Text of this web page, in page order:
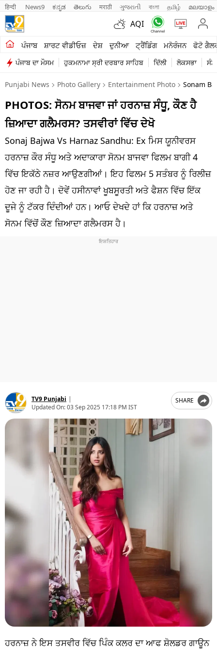
हिन्दी News9 ಕನ್ನಡ తెలుగు मराठी ગુજરાતી বাংলা தமிழ் മലയാളം
AQI
ਪੰਜਾਬ ਸ਼ਾਰਟ ਵੀਡੀਓਜ਼ ਦੇਸ਼ ਦੁਨੀਆ ਟ੍ਰੈਂਡਿੰਗ ਮਨੋਰੰਜਨ ਫੋਟੋ
ਪੰਜਾਬ ਦਾ ਮੌਸਮ ਹੁਕਮਨਾਮਾ ਸ੍ਰੀ ਦਰਬਾਰ ਸਾਹਿਬ ਦਿੱਲੀ ਲੋਕਸਭਾ
ਖੇਤੀਬਾੜੀ
ਸ਼ਾਰਟ ਵੀਡੀਓਜ਼
ਕਾਰੋਬਾਰ
ਕਰਿਅਰ
ਦੇਸ਼
ਲਾਈਫ ਸਟਾਈਲ
ਪੰਜਾਬ
ਧਰਮ
Punjabi News Photo Gallery Entertainment Photo Sonam
PHOTOS: ਸੋਨਮ ਬਾਜਵਾ ਜਾਂ ਹਰਨਾਜ਼ ਸੰਧੂ, ਕੌਣ ਹੈ
ਜ਼ਿਆਦਾ ਗਲੈਮਰਸ? ਤਸਵੀਰਾਂ ਵਿੱਚ ਦੇਖੋ
Sonaj Bajwa Vs Harnaz Sandhu: Ex ਮਿਸ ਯੂਨੀਵਰਸ
ਹਰਨਾਜ਼ ਕੌਰ ਸੰਧੂ ਅਤੇ ਅਦਾਕਾਰਾ ਸੋਨਮ ਬਾਜਵਾ ਫਿਲਮ ਬਾਗੀ 4
ਵਿੱਚ ਇਕੱਠੇ ਨਜ਼ਰ ਆਉਣਗੀਆਂ। ਇਹ ਫਿਲਮ 5 ਸਤੰਬਰ ਨੂੰ ਰਿਲੀਜ਼
ਹੋਣ ਜਾ ਰਹੀ ਹੈ। ਦੋਵੇਂ ਹਸੀਨਾਵਾਂ ਖੂਬਸੂਰਤੀ ਅਤੇ ਫੈਸ਼ਨ ਵਿੱਚ ਇੱਕ
ਦੂਜੇ ਨੂੰ ਟੱਕਰ ਦਿੰਦੀਆਂ ਹਨ। ਆਓ ਦੇਖਦੇ ਹਾਂ ਕਿ ਹਰਨਾਜ਼ ਅਤੇ
ਸੋਨਮ ਵਿੱਚੋਂ ਕੌਣ ਜ਼ਿਆਦਾ ਗਲੈਮਰਸ ਹੈ।
TV9 Punjabi |
Updated On:03 Sep 2025 17:18 PM IST
SHARE
ਹਰਨਾਜ਼ ਨੇ ਇਸ ਤਸਵੀਰ ਵਿੱਚ ਪਿੰਕ ਕਲਰ ਦਾ ਆਫ ਸ਼ੋਲਡਰ ਗਾਊਨ